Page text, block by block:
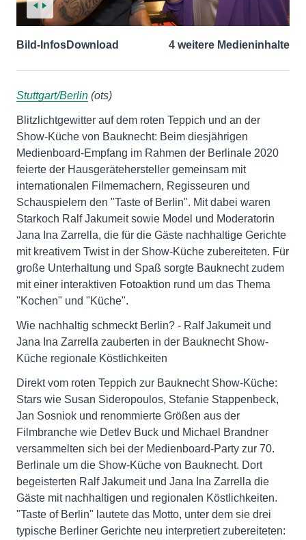
Bild-InfosDownload 4 weitere Medieninhalte
Stuttgart/Berlin (ots)
Blitzlichtgewitter auf dem roten Teppich und an der
Show-Küche von Bauknecht: Beim diesjährigen
Medienboard-Empfang im Rahmen der Berlinale 2020
feierte der Hausgerätehersteller gemeinsam mit
internationalen Filmemachern, Regisseuren und
Schauspielern den "Taste of Berlin". Mit dabei waren
Starkoch Ralf Jakumeit sowie Model und Moderatorin
Jana Ina Zarrella, die für die Gäste nachhaltige Gerichte
mit kreativem Twist in der Show-Küche zubereiteten. Für
große Unterhaltung und Spaß sorgte Bauknecht zudem
mit einer interaktiven Fotoaktion rund um das Thema
"Kochen" und "Küche".
Wie nachhaltig schmeckt Berlin? - Ralf Jakumeit und
Jana Ina Zarrella zauberten in der Bauknecht Show-
Küche regionale Köstlichkeiten
Direkt vom roten Teppich zur Bauknecht Show-Küche:
Stars wie Susan Sideropoulos, Stefanie Stappenbeck,
Jan Sosniok und renommierte Größen aus der
Filmbranche wie Detlev Buck und Michael Brandner
versammelten sich bei der Medienboard-Party zur 70.
Berlinale um die Show-Küche von Bauknecht. Dort
begeisterten Ralf Jakumeit und Jana Ina Zarrella die
Gäste mit nachhaltigen und regionalen Köstlichkeiten.
"Taste of Berlin" lautete das Motto, unter dem sie drei
typische Berliner Gerichte neu interpretiert zubereiteten: